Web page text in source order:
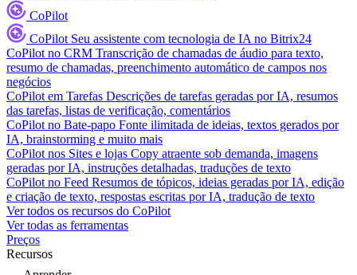
CoPilot
CoPilot Seu assistente com tecnologia de IA no Bitrix24
CoPilot no CRM Transcrição de chamadas de áudio para texto,
resumo de chamadas, preenchimento automático de campos nos
negócios
CoPilot em Tarefas Descrições de tarefas geradas por IA, resumos
das tarefas, listas de verificação, comentários
CoPilot no Bate-papo Fonte ilimitada de ideias, textos gerados por
IA, brainstorming e muito mais
CoPilot nos Sites e lojas Copy atraente sob demanda, imagens
geradas por IA, instruções detalhadas, traduções de texto
CoPilot no Feed Resumos de tópicos, ideias geradas por IA, edição
e criação de texto, respostas escritas por IA, tradução de texto
Ver todos os recursos do CoPilot
Ver todas as ferramentas
Preços
Recursos